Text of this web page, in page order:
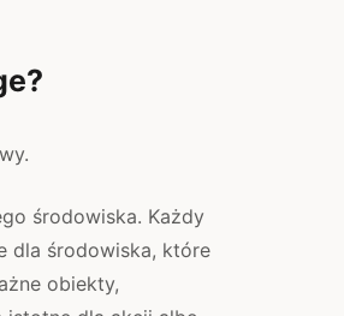
środowiska. Każdy
dla środowiska, które
obiekty,